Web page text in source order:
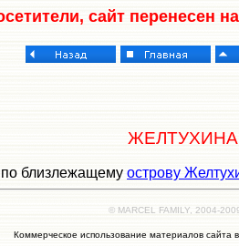
сайт перенесен
ЖЕЛТУХИНА
близлежащему острову
© MARCEL FAMILY, 2004-
Коммерческое использование материалов сайта